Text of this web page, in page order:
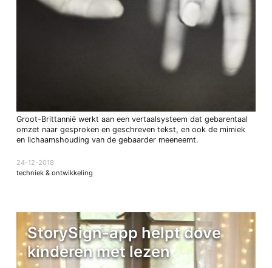
Groot-Brittannië werkt aan een vertaalsysteem dat gebarentaal
omzet naar gesproken en geschreven tekst, en ook de mimiek
en lichaamshouding van de gebaarder meeneemt.
24-12-2018
techniek & ontwikkeling
StorySign-app helpt dove
kinderen met lezen